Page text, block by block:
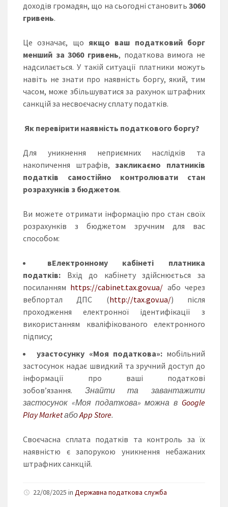
доходів громадян, що на сьогодні становить 3060
гривень.
Це означає, що якщо ваш податковий борг
менший за 3060 гривень, податкова вимога не
надсилається. У такій ситуації платники можуть
навіть не знати про наявність боргу, який, тим
часом, може збільшуватися за рахунок штрафних
санкцій за несвоєчасну сплату податків.
Як перевірити наявність податкового боргу?
Для уникнення неприємних наслідків та
накопичення штрафів, закликаємо платників
податків самостійно контролювати стан
розрахунків з бюджетом.
Ви можете отримати інформацію про стан своїх
розрахунків з бюджетом зручним для вас
способом:
вЕлектронному кабінеті платника
податків: Вхід до кабінету здійснюється за
посиланням https://cabinet.tax.gov.ua/ або через
вебпортал ДПС (http://tax.gov.ua/) після
проходження електронної ідентифікації з
використанням кваліфікованого електронного
підпису;
узастосунку «Моя податкова»:мобільний
застосунок надає швидкий та зручний доступ до
інформації про ваші податкові
зобов’язання. Знайти та завантажити
застосунок «Моя податкова» можна в Google
Play MarketабоApp Store.
Своєчасна сплата податків та контроль за їх
наявністю є запорукою уникнення небажаних
штрафних санкцій.
22/08/2025 in Державна податкова служба